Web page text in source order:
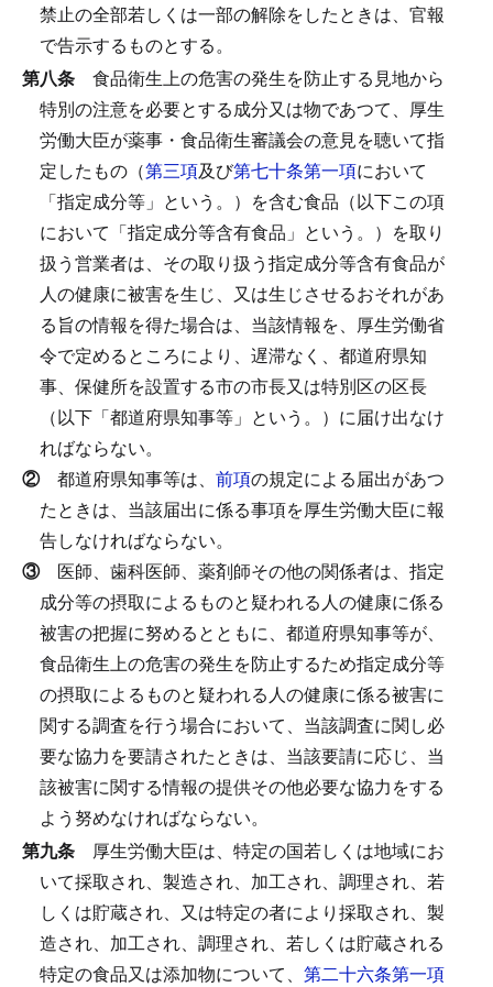
禁止の全部若しくは一部の解除をしたときは、官報
で告示するものとする。
第八条 食品衛生上の危害の発生を防止する見地から
特別の注意を必要とする成分又は物であつて、厚生
労働大臣が薬事・食品衛生審議会の意見を聴いて指
定したもの（第三項及び第七十条第一項において
「指定成分等」という。）を含む食品（以下この項
において「指定成分等含有食品」という。）を取り
扱う営業者は、その取り扱う指定成分等含有食品が
人の健康に被害を生じ、又は生じさせるおそれがあ
る旨の情報を得た場合は、当該情報を、厚生労働省
令で定めるところにより、遅滞なく、都道府県知
事、保健所を設置する市の市長又は特別区の区長
（以下「都道府県知事等」という。）に届け出なけ
ればならない。
② 都道府県知事等は、 前項の規定による届出があつ
たときは、当該届出に係る事項を厚生労働大臣に報
告しなければならない。
③ 医師、歯科医師、薬剤師その他の関係者は、指定
成分等の摂取によるものと疑われる人の健康に係る
被害の把握に努めるとともに、都道府県知事等が、
食品衛生上の危害の発生を防止するため指定成分等
の摂取によるものと疑われる人の健康に係る被害に
関する調査を行う場合において、当該調査に関し必
要な協力を要請されたときは、当該要請に応じ、当
該被害に関する情報の提供その他必要な協力をする
よう努めなければならない。
第九条 厚生労働大臣は、特定の国若しくは地域にお
いて採取され、製造され、加工され、調理され、若
しくは貯蔵され、又は特定の者により採取され、製
造され、加工され、調理され、若しくは貯蔵される
特定の食品又は添加物について、 第二十六条第一項